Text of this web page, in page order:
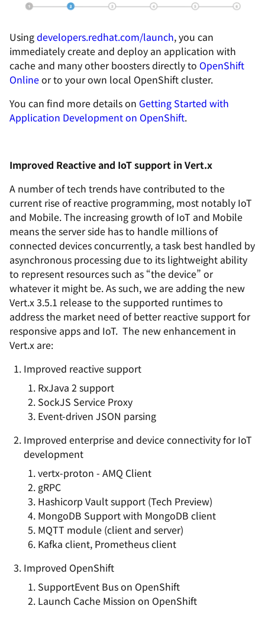
Usingdevelopers.redhat.com/launch, you can
immediately create and deploy an application with
cache and many other boosters directly to OpenShift
Onlineor to your own local OpenShift cluster.
You can find more details on Getting Started with
Application Development on OpenShift.
Improved Reactive and IoT support in Vert.x
A number of tech trends have contributed to the
current rise of reactive programming, most notably IoT
and Mobile. The increasing growth of IoT and Mobile
means the server side has to handle millions of
connected devices concurrently, a task best handled by
asynchronous processing due to its lightweight ability
to represent resources such as “the device” or
whatever it might be. As such, we are adding the new
Vert.x 3.5.1 release to the supported runtimes to
address the market need of better reactive support for
responsive apps and IoT. The new enhancement in
Vert.x are:
Improved reactive support
RxJava 2 support
SockJS Service Proxy
Event-driven JSON parsing
Improved enterprise and device connectivity for IoT
development
vertx-proton - AMQ Client
gRPC
Hashicorp Vault support (Tech Preview)
MongoDB Support with MongoDB client
MQTT module (client and server)
Kafka client, Prometheus client
Improved OpenShift
SupportEvent Bus on OpenShift
Launch Cache Mission on OpenShift